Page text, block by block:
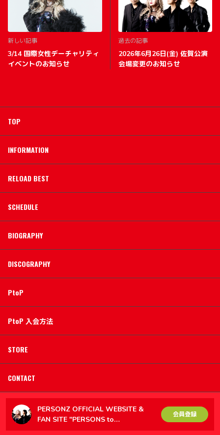
新しい記事
3/14 国際女性デーチャリティ
イベントのお知らせ
過去の記事
2026年6月26日(金) 佐賀公演
会場変更のお知らせ
TOP
INFORMATION
RELOAD BEST
SCHEDULE
BIOGRAPHY
DISCOGRAPHY
PtoP
PtoP 入会方法
STORE
CONTACT
PERSONZ OFFICIAL WEBSITE &
FAN SITE "PERSONS to
PERSONZ（PtoP）"
会員登録